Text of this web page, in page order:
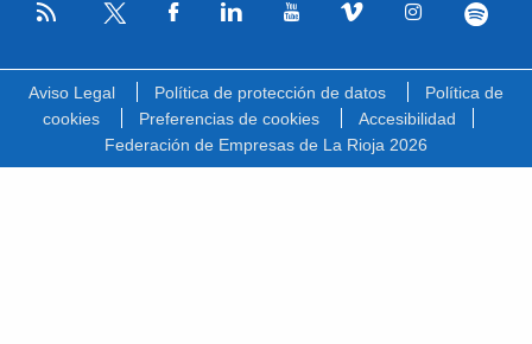
RSS
Aviso Legal Política de protección de datos
Política de
cookies
Preferencias de cookies
Accesibilidad
Federación de Empresas de La Rioja 2026